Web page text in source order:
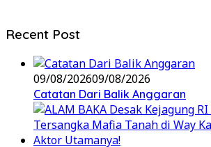
Recent Post
09/08/202609/08/2026
Catatan Dari Balik Anggaran